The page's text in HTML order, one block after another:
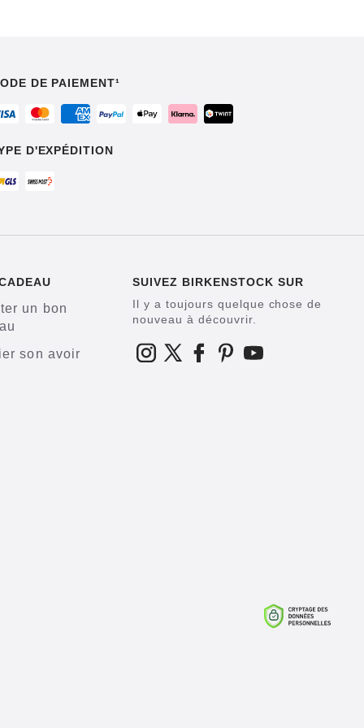
DE PAIEMENT¹
D'EXPÉDITION
un bon
son avoir
SUIVEZ BIRKENSTOCK SUR
Il y a toujours quelque chose de
nouveau à découvrir.